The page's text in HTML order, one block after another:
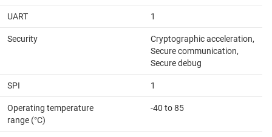
UART 1
Security
Cryptographic acceleration,
Secure communication,
Secure debug
SPI 1
Operating temperature
range (°C)
-40 to 85